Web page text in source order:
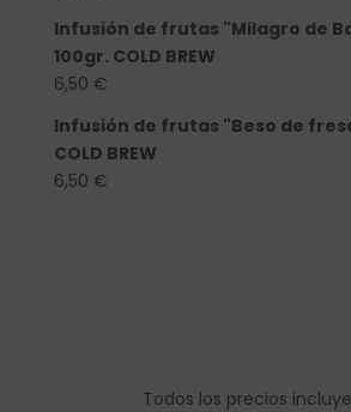
Infusión de frutas "Milagro de
100gr. COLD BREW
6,50 €
Infusión de frutas "Beso de
COLD BREW
6,50 €
Todos los precios